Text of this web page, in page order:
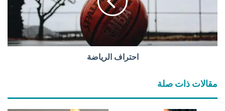
ل
.
ف
ا
أ
ف
ل
ر
ة
احتراف الرياضة
مقالات ذات صلة